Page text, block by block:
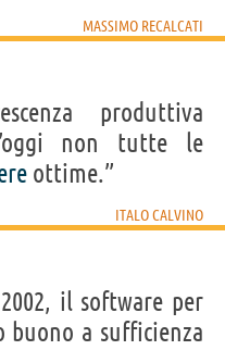
MASSIMO RECALCATI
produttiva
non tutte le
ottime.”
ITALO CALVINO
il software per
buono a sufficienza